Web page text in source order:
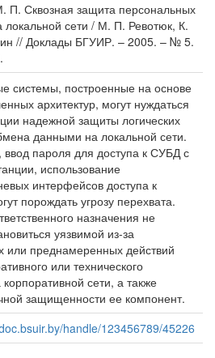
П. Сквозная защита персональных
локальной сети / М. П. Ревотюк, К.
// Доклады БГУИР. – 2005. – № 5.
системы, построенные на основе
архитектур, могут нуждаться
надежной защиты логических
данными на локальной сети.
пароля для доступа к СУБД с
использование
интерфейсов доступа к
порождать угрозу перехвата.
назначения не
уязвимой из-за
или преднамеренных действий
или технического
сети, а также
защищенности ее компонент.
handle/123456789/45226